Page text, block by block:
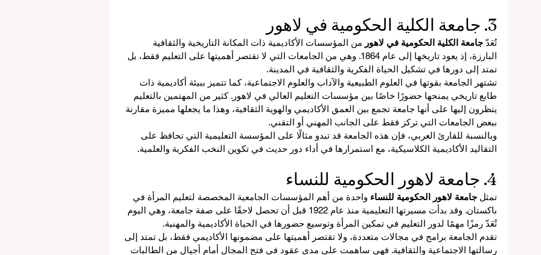
3. جامعة الكلية الحكومية في لاهور
تُعَدّ جامعة الكلية الحكومية في لاهور من المؤسسات الأكاديمية ذات المكانة التاريخية والثقافية
البارزة، إذ يعود تاريخها إلى عام 1864. وهي من الجامعات التي لا تقتصر أهميتها على التعليم فقط، بل
تمتد إلى دورها في تشكيل الحياة الفكرية والثقافية في المدينة.
تشتهر الجامعة بقوتها في العلوم الطبيعية والآداب والعلوم الاجتماعية، كما تتميز ببيئة أكاديمية ذات
طابع تاريخي يمنحها حضورًا خاصًا بين مؤسسات التعليم العالي في لاهور. كثير من المهتمين بالتعليم
ينظرون إليها على أنها جامعة تجمع بين العمق الأكاديمي والهوية الثقافية، وهذا ما يجعلها مميزة مقارنة
ببعض الجامعات التي تركز فقط على الجانب المهني أو التقني.
وبالنسبة للقارئ العربي، فإن هذه الجامعة قد تبدو مثالًا على المؤسسة التعليمية التي تحافظ على
التقاليد الأكاديمية الكلاسيكية، مع استمرارها في أداء دور حديث في تكوين النخب الفكرية والعلمية.
4. جامعة لاهور الحكومية للنساء
تمثل جامعة لاهور الحكومية للنساء واحدة من أهم المؤسسات الجامعية المخصصة لتعليم المرأة في
باكستان. وقد بدأت مسيرتها التعليمية منذ عام 1922 قبل أن تحصل لاحقًا على صفة جامعة، وهي اليوم
تُعَدّ رمزًا مهمًا لدور التعليم في تمكين المرأة وتوسيع حضورها في الحياة الأكاديمية والمهنية.
تقدم الجامعة برامج في مجالات متعددة، ولا تقتصر أهميتها على مضمونها الأكاديمي فقط، بل تمتد إلى
رسالتها الاجتماعية والثقافية. فهي ساهمت على مدى عقود في فتح المجال أمام أجيال من الطالبات